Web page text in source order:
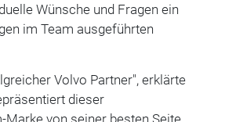
Wünsche und Fragen ein
im Team ausgeführten
Volvo Partner", erklärte
dieser
von seiner besten Seite.